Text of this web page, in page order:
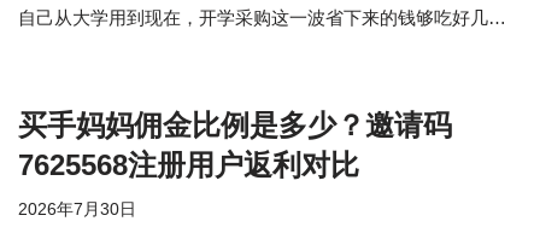
自己从大学用到现在，开学采购这一波省下来的钱够吃好几…
买手妈妈佣金比例是多少？邀请码
7625568注册用户返利对比
2026年7月30日